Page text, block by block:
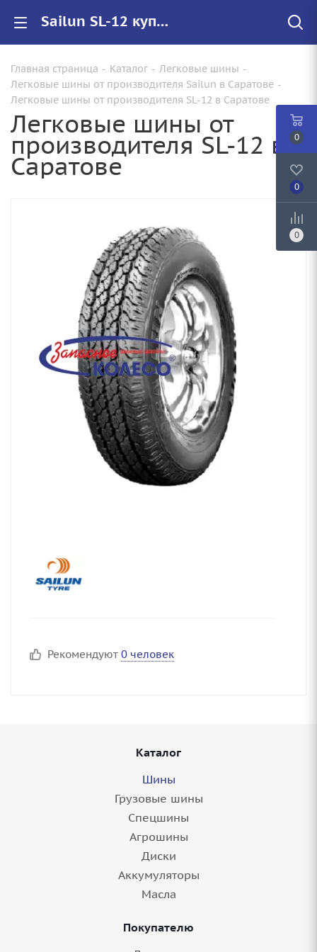
Sailun SL-12 купить в Саратове, цены на резину SL-12 для авто
Главная страница - Каталог - Легковые шины -
Легковые шины от производителя Sailun в Саратове -
Легковые шины от производителя SL-12 в Саратове
Легковые шины от
производителя SL-12 в
Саратове
Рекомендуют 0 человек
Каталог
Шины
Грузовые шины
Спецшины
Агрошины
Диски
Аккумуляторы
Масла
Покупателю
0
0
0